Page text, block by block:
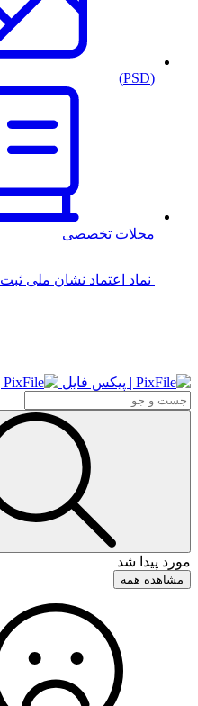
(PSD)
مجلات تخصصی
نماد اعتماد نشان ملی ثبت
مورد پیدا شد
مشاهده همه